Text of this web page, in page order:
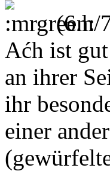
(6.h/
Aćh ist
an ihrer
ihr
einer